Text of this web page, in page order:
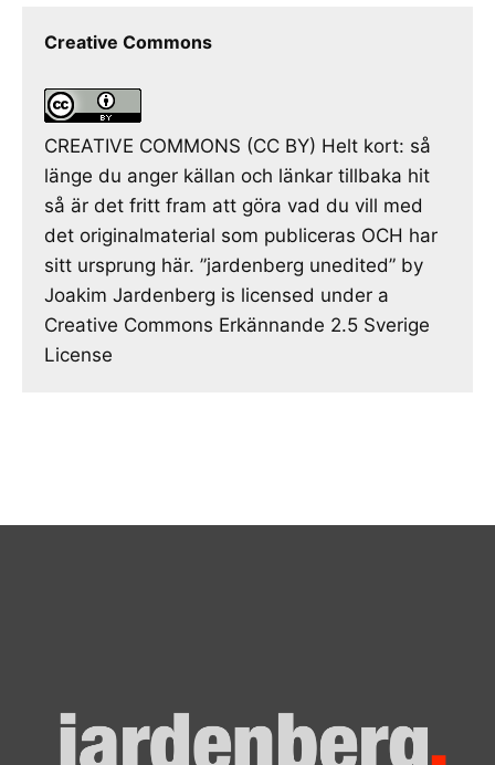
Creative Commons
CREATIVE COMMONS (CC BY) Helt kort: så
länge du anger källan och länkar tillbaka hit
så är det fritt fram att göra vad du vill med
det originalmaterial som publiceras OCH har
sitt ursprung här. ”jardenberg unedited” by
Joakim Jardenberg is licensed under a
Creative Commons Erkännande 2.5 Sverige
License